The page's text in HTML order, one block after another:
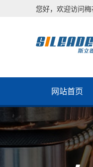
您好，欢迎访问
网站首页